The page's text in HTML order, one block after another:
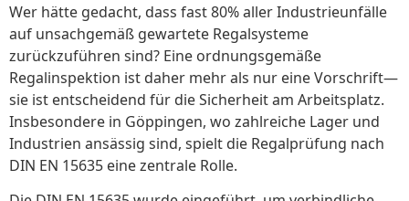
Wer hätte gedacht, dass fast 80% aller Industrieunfälle
auf unsachgemäß gewartete Regalsysteme
zurückzuführen sind? Eine ordnungsgemäße
Regalinspektion ist daher mehr als nur eine Vorschrift—
sie ist entscheidend für die Sicherheit am Arbeitsplatz.
Insbesondere in Göppingen, wo zahlreiche Lager und
Industrien ansässig sind, spielt die Regalprüfung nach
DIN EN 15635 eine zentrale Rolle.